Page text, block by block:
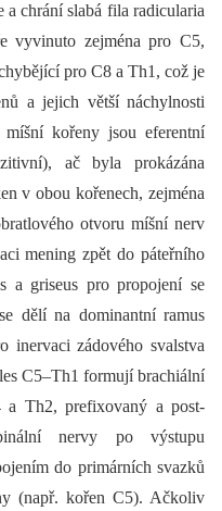
chrání slabá fila radicularia
vyvinuto zejména pro C5,
pro C8 a Th1, což je
a jejich větší náchylnosti
kořeny jsou eferentní
ač byla prokázána
v obou kořenech, zejména
otvoru míšní nerv
mening zpět do páteřního
a griseus pro propojení se
dělí na dominantní ramus
inervaci zádového svalstva
C5–Th1 formují brachiální
a Th2, prefixovaný a post­
nervy po výstupu
do primárních svazků
(např. kořen C5). Ačkoliv